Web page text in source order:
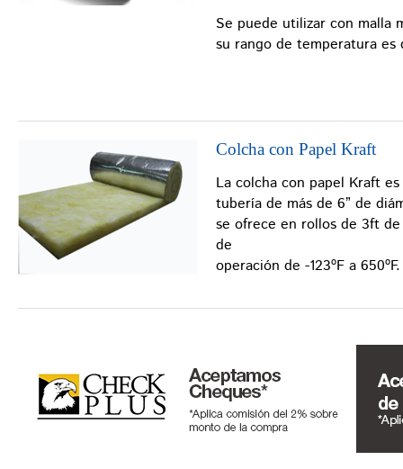
Se puede utilizar con malla
su rango de temperatura es
Colcha con Papel Kraft
La colcha con papel Kraft
tubería de más de 6” de
se ofrece en rollos de 3ft
de
operación de -123ºF a 650ºF.